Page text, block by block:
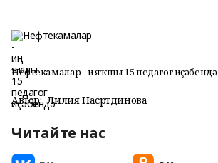
Нефтекамалар - иң яҡшы 15 педагог иҫәбендә
Автор: Лилия Насртдинова
Читайте нас